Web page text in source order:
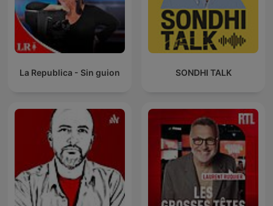
La Republica - Sin guion SONDHI TALK